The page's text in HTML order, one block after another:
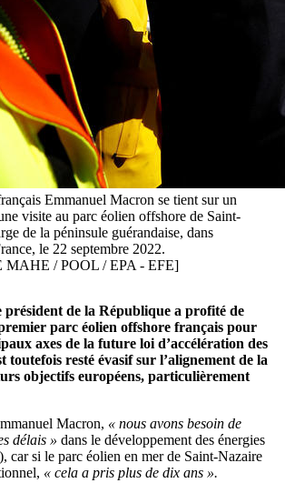
Emmanuel Macron se tient sur un
visite au parc éolien offshore de Saint-
de la péninsule guérandaise, dans
le 22 septembre 2022.
MAHE / POOL / EPA - EFE]
président de la République a profité de
parc éolien offshore français pour
axes de la future loi d’accélération des
toutefois resté évasif sur l’alignement de la
objectifs européens, particulièrement
Macron, « nous avons besoin de
délais » dans le développement des énergies
car si le parc éolien en mer de Saint-Nazaire
« cela a pris plus de dix ans ».